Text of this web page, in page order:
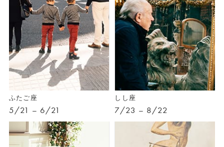
ふたご座
5/21 – 6/21
しし座
7/23 – 8/22